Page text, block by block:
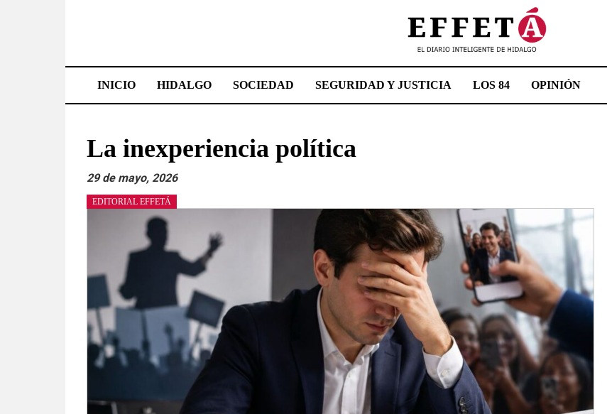
El
periódico
de
Hidalgo
importantes
estado,
verificadas
y
como
INICIO HIDALGO SOCIEDAD SEGURIDAD Y JUSTICIA LOS 84 OPINIÓN
La inexperiencia política
29 de mayo, 2026
EDITORIAL EFFETÁ